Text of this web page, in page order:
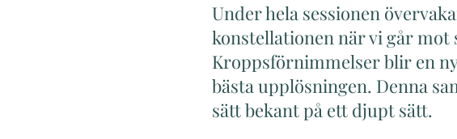
Under hela sessionen
konstellationen när vi går mot
Kroppsförnimmelser blir en
bästa upplösningen. Denna
sätt bekant på ett djupt sätt.